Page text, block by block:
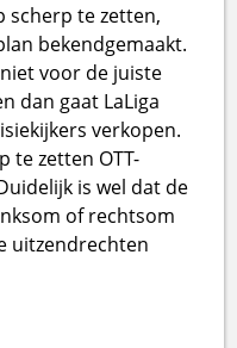
scherp te zetten,
bekendgemaakt.
voor de juiste
dan gaat LaLiga
verkopen.
te zetten OTT-
is wel dat de
of rechtsom
uitzendrechten